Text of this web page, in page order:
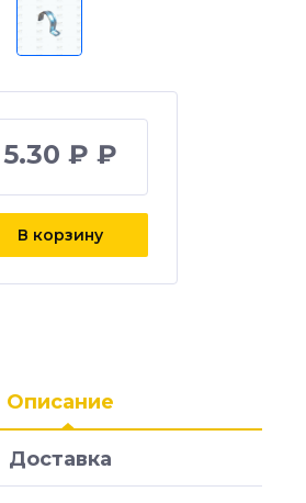
5.30 ₽ ₽
В корзину
Описание
Доставка